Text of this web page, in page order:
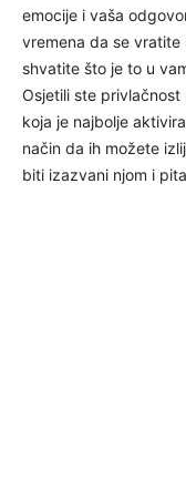
emocije i vaša
vremena da se
shvatite što je to u
Osjetili ste privlačnost
koja je najbolje
način da ih možete
biti izazvani njom i